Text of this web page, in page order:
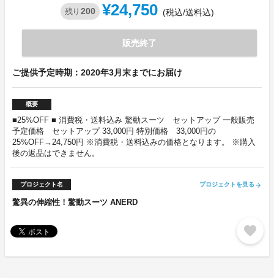
残り 200 ¥24,750 (税込/送料込)
販売終了
ご提供予定時期：2020年3月末までにお届け
概要
■25%OFF ■ 消費税・送料込み 驚動スーツ セットアップ 一般販売
予定価格 セットアップ 33,000円 特別価格 33,000円の
25%OFF→24,750円 ※消費税・送料込みの価格となります。 ※購入
後の返品はできません。
プロジェクト名 プロジェクトを見る arrow_forward
驚異の伸縮性！驚動スーツ ANERD
favorite